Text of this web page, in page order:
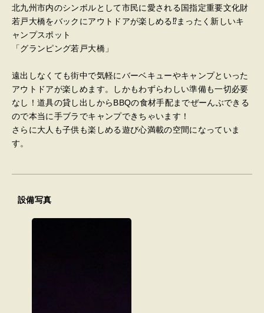
北九州市内のシンボルとして市民に愛される国指定重要文化財
若戸大橋をバックにアウトドアが楽しめる⁉まったく新しいキ
ャンプスポット
「グランピング若戸大橋」
遠出しなくても街中で気軽にバーベキューやキャンプといった
アウトドアが楽しめます。しかもわずらわしい準備も一切必要
なし！道具の貸し出しからBBQの食材手配までぜーんぶできる
ので本当に手ブラでキャンプできちゃいます！
さらに大人も子供も楽しめる遊び心満載の空間になっていま
す。
設備写真